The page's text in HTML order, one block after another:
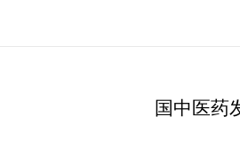
国中医药